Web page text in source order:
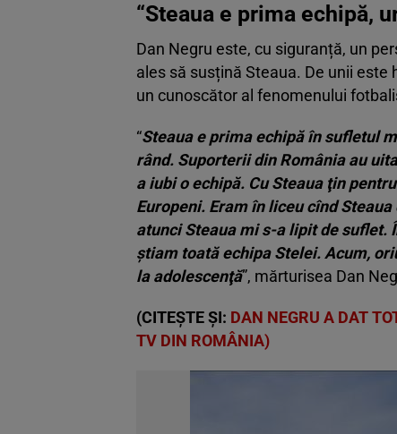
“Steaua e prima echipă,
Dan Negru este, cu siguranță, un
ales să susțină Steaua. De unii
un cunoscător al fenomenului
“Steaua e prima echipă în sufletul
rând. Suporterii din România au
a iubi o echipă. Cu Steaua ţin
Europeni. Eram în liceu cînd
atunci Steaua mi s-a lipit de suflet.
ştiam toată echipa Stelei. Acum,
la adolescenţă”, mărturisea Dan
(CITEȘTE ȘI: DAN NEGRU A DAT
TV DIN ROMÂNIA)